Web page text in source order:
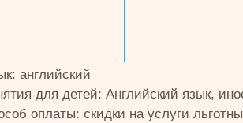
английский
для детей: Английский язык,
оплаты: скидки на услуги